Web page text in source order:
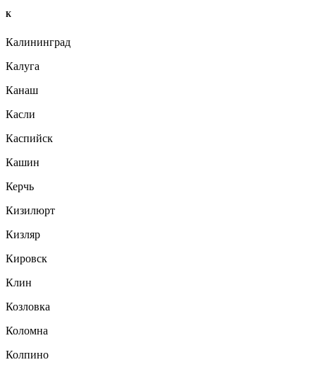
К
Калининград
Калуга
Канаш
Касли
Каспийск
Кашин
Керчь
Кизилюрт
Кизляр
Кировск
Клин
Козловка
Коломна
Колпино